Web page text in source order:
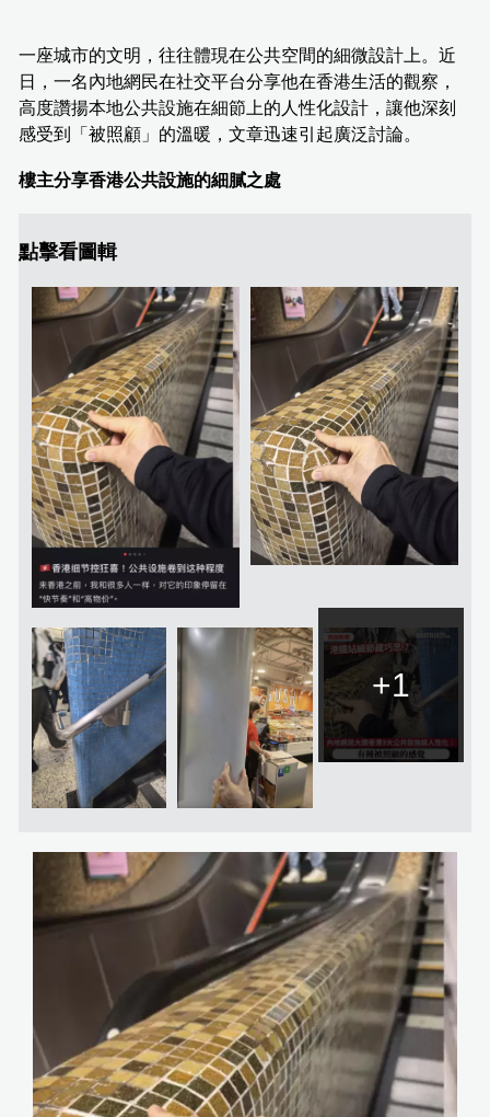
一座城市的文明，往往體現在公共空間的細微設計上。近
日，一名內地網民在社交平台分享他在香港生活的觀察，
高度讚揚本地公共設施在細節上的人性化設計，讓他深刻
感受到「被照顧」的溫暖，文章迅速引起廣泛討論。
樓主分享香港公共設施的細膩之處
點擊看圖輯
+1